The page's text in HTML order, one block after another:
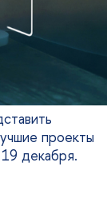
проекты
декабря.